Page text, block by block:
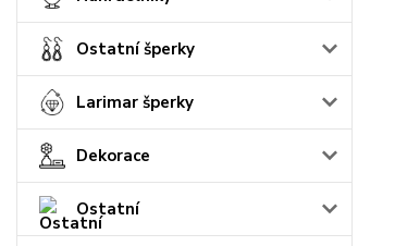
Ostatní šperky
Larimar šperky
Dekorace
Ostatní